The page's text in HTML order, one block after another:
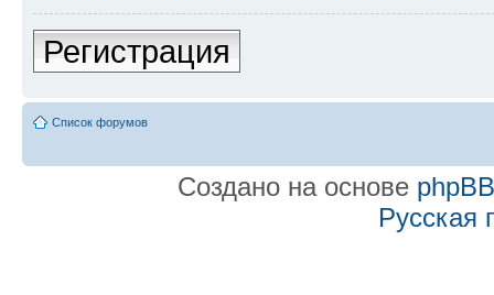
Регистрация
Список форумов
Создано на основе phpBB
Русская